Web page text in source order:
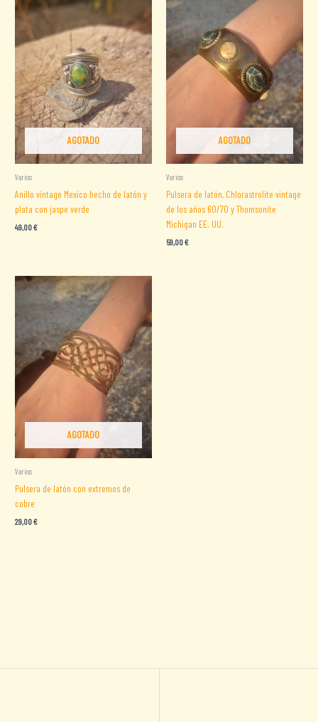
AGOTADO
Varios
Anillo vintage Mexico hecho de latón y
plata con jaspe verde
49,00€
AGOTADO
Varios
Pulsera de latón, Chlorastrolite vintage
de los años 60/70 y Thomsonite
Michigan EE. UU.
59,00€
AGOTADO
Varios
Pulsera de latón con extremos de
cobre
29,00€